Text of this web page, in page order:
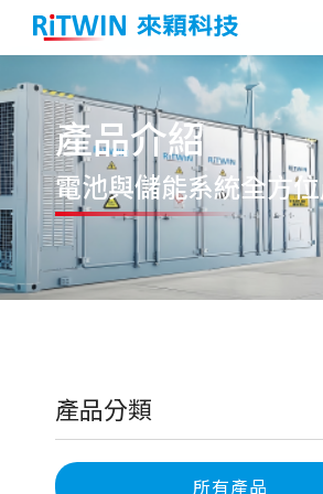
產品介紹
電池與儲能系統全方
產品分類
所有產品